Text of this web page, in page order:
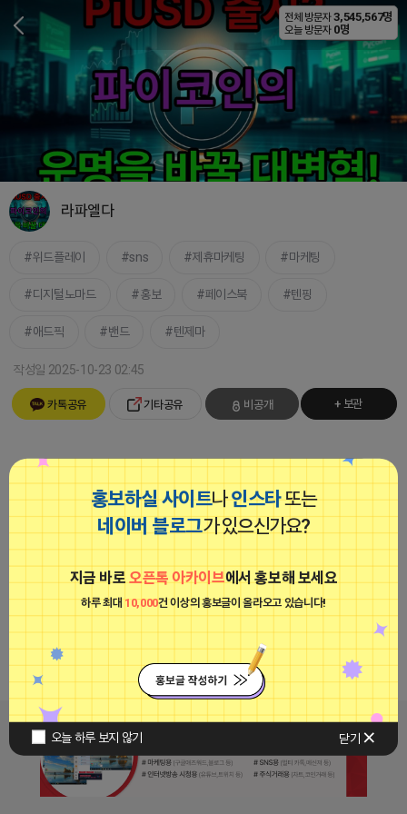
홍보하실 사이트나인스타또는
네이버 블로그가 있으신가요?
지금 바로오픈톡 아카이브에서 홍보해 보세요
하루 최대10,000건 이상의 홍보글이 올라오고 있습니다!
오늘 하루 보지 않기 닫기
비공개
라파엘다
위드플레이 sns 제휴마케팅 마케팅
디지털노마드 홍보 페이스북 텐핑
애드픽 밴드 텐제마
작성일 2025-10-23 02:45
카톡공유 기타공유 비공개 + 보관
메시지가 삭제되었습니다.
https://open.kakao.com/o/g0SJETV
메시지가 삭제되
었습니다.
댓글 0개
전체 방문자 3,545,567명
오늘 방문자 0명